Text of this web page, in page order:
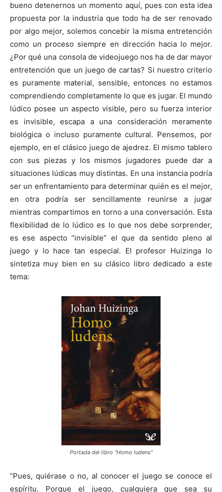
bueno detenernos un momento aquí, pues con esta idea
propuesta por la industria que todo ha de ser renovado
por algo mejor, solemos concebir la misma entretención
como un proceso siempre en dirección hacia lo mejor.
¿Por qué una consola de videojuego nos ha de dar mayor
entretención que un juego de cartas? Si nuestro criterio
es puramente material, sensible, entonces no estamos
comprendiendo completamente lo que es jugar. El mundo
lúdico posee un aspecto visible, pero su fuerza interior
es invisible, escapa a una consideración meramente
biológica o incluso puramente cultural. Pensemos, por
ejemplo, en el clásico juego de ajedrez. El mismo tablero
con sus piezas y los mismos jugadores puede dar a
situaciones lúdicas muy distintas. En una instancia podría
ser un enfrentamiento para determinar quién es el mejor,
en otra podría ser sencillamente reunirse a jugar
mientras compartimos en torno a una conversación. Esta
flexibilidad de lo lúdico es lo que nos debe sorprender,
es ese aspecto “invisible” el que da sentido pleno al
juego y lo hace tan especial. El profesor Huizinga lo
sintetiza muy bien en su clásico libro dedicado a este
tema:
Portada del libro “Homo ludens”
“Pues, quiérase o no, al conocer el juego se conoce el
espíritu. Porque el juego, cualquiera que sea su